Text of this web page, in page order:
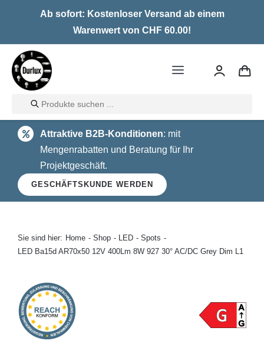
Ab sofort: Kostenloser Versand ab einem
Warenwert von CHF 60.00!
Toggle
Home
LED
Halogen
Glühlampen
Kontakt
Products
search
Attraktive B2B-Konditionen: mit
Mengenrabatten und Beratung für Ihr
Projektgeschäft.
GESCHÄFTSKUNDE WERDEN
Sie sind hier: Home Shop LED
Spots
LED Ba15d AR70x50 12V 400Lm 8W 927 30° AC/DC Grey Dim L1